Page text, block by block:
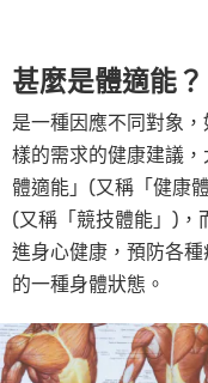
甚麼是體適能？
是一種因應不同對象
樣的需求的健康建議
體適能」(又稱「健康
(又稱「競技體能」)，
進身心健康，預防各
的一種身體狀態。